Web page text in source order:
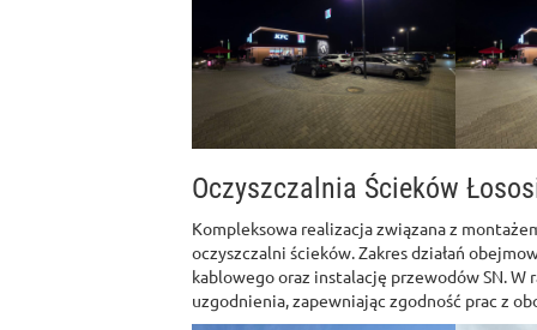
Oczyszczalnia Ścieków
Kompleksowa realizacja związana z
oczyszczalni ścieków. Zakres działań
kablowego oraz instalację przewodów SN.
uzgodnienia, zapewniając zgodność prac z